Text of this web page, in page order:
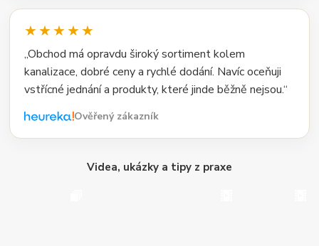
★★★★★
„Obchod má opravdu široký sortiment kolem
kanalizace, dobré ceny a rychlé dodání. Navíc oceňuji
vstřícné jednání a produkty, které jinde běžně nejsou.“
Ověřený zákazník
Videa, ukázky a tipy z praxe